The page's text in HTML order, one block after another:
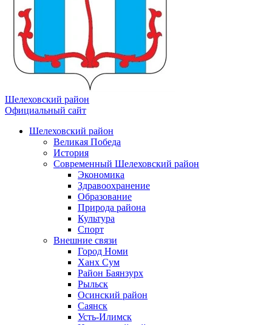
Шелеховский район
Официальный сайт
Шелеховский район
Великая Победа
История
Современный Шелеховский район
Экономика
Здравоохранение
Образование
Природа района
Культура
Спорт
Внешние связи
Город Номи
Ханх Сум
Район Баянзурх
Рыльск
Осинский район
Саянск
Усть-Илимск